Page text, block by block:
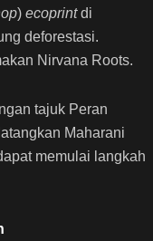
) ecoprintdi
deforestasi.
Nirvana Roots.
tajuk Peran
Maharani
memulai langkah